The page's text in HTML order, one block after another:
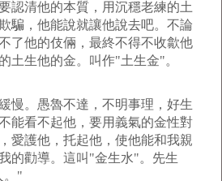
認清他的本質，用沉穩老練的土
騙，他能說就讓他說去吧。不論
了他的伎倆，最終不得不收歙他
土生他的金。叫作"土生金"。
慢。愚魯不達，不明事理，好生
能看不起他，要用義氣的金性對
愛護他，托起他，使他能和我親
的勸導。這叫"金生水"。先生
。"